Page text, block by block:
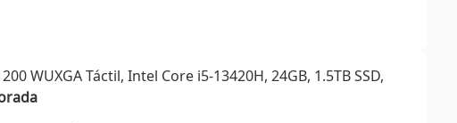
WUXGA Táctil, Intel Core i5-13420H, 24GB, 1.5TB SSD,